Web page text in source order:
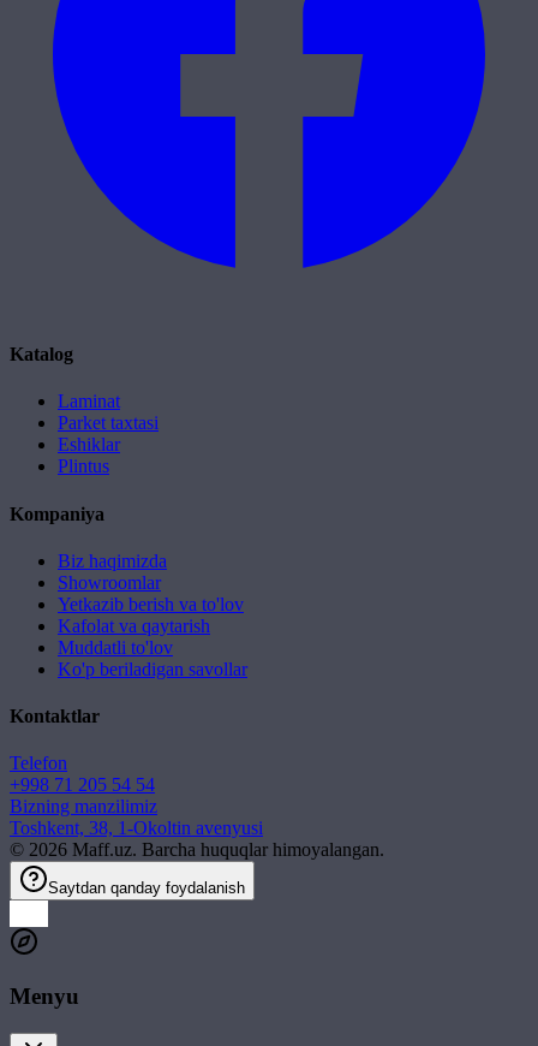
Katalog
Laminat
Parket taxtasi
Eshiklar
Plintus
Kompaniya
Biz haqimizda
Showroomlar
Yetkazib berish va to'lov
Kafolat va qaytarish
Muddatli to'lov
Ko'p beriladigan savollar
Kontaktlar
Telefon
+998 71 205 54 54
Bizning manzilimiz
Toshkent, 38, 1-Okoltin avenyusi
© 2026 Maff.uz. Barcha huquqlar himoyalangan.
Saytdan qanday foydalanish
Menyu